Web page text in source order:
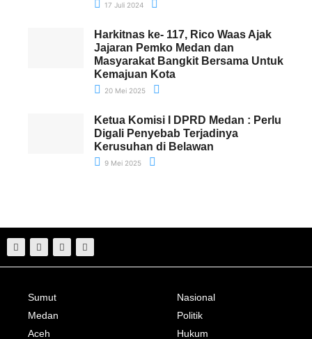
17 Juli 2024
Harkitnas ke- 117, Rico Waas Ajak
Jajaran Pemko Medan dan
Masyarakat Bangkit Bersama Untuk
Kemajuan Kota
20 Mei 2025
Ketua Komisi I DPRD Medan : Perlu
Digali Penyebab Terjadinya
Kerusuhan di Belawan
9 Mei 2025
Sumut
Medan
Aceh
Nasional
Politik
Hukum